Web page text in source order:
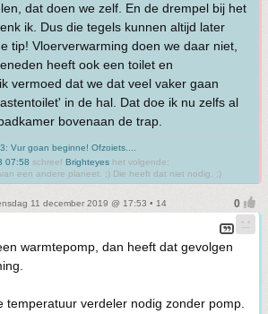
dat doen we zelf. En de drempel bij het
ik. Dus die tegels kunnen altijd later
tip! Vloerverwarming doen we daar niet,
heeft ook een toilet en
vermoed dat we dat veel vaker gaan
in de hal. Dat doe ik nu zelfs al
bovenaan de trap.
Vur goan beginne! Ofzoiets....
07:58 schreef Brighteyes het volgende:
een andere planeet. ;) Die heeft dat niet nodig. ;)
11 december 2019 @ 17:53 • 14
warmtepomp, dan heeft dat gevolgen
temperatuur verdeler nodig zonder pomp.